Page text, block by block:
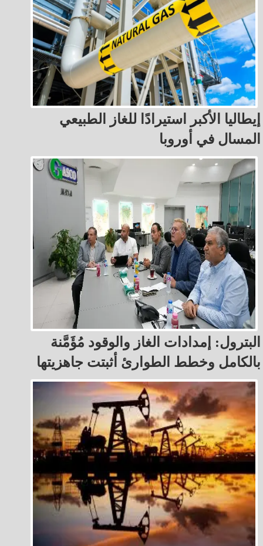
إيطاليا الأكبر استيرادًا للغاز الطبيعي
المسال في أوروبا
البترول: إمدادات الغاز والوقود مُؤَمَّنة
بالكامل وخطط الطوارئ أثبتت جاهزيتها